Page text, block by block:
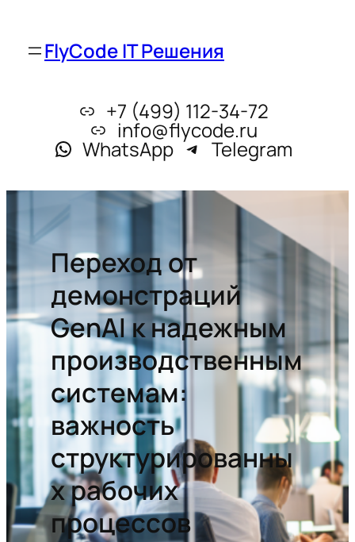
FlyCode IT Решения
+7 (499) 112-34-72
info@flycode.ru
WhatsApp Telegram
Переход от
демонстраций
GenAI к надежным
производственным
системам:
важность
структурированны
х рабочих
процессов